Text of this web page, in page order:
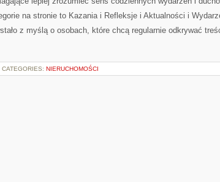
na stronie to Kazania i Refleksje i Aktualności i
z myślą o osobach, które chcą regularnie odkrywać
CATEGORIES: NIERUCHOMOŚCI